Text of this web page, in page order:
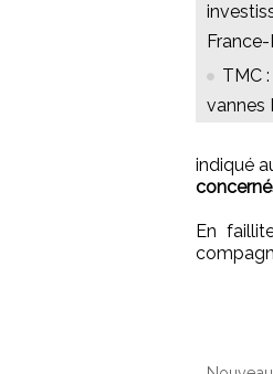
TMC
vannes
indiqué
En